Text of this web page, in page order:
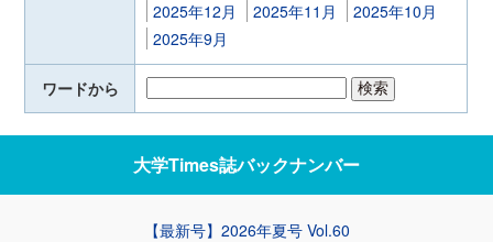
2025年12月
2025年11月
2025年10月
2025年9月
ワードから
大学Times誌バックナンバー
【最新号】2026年夏号 Vol.60